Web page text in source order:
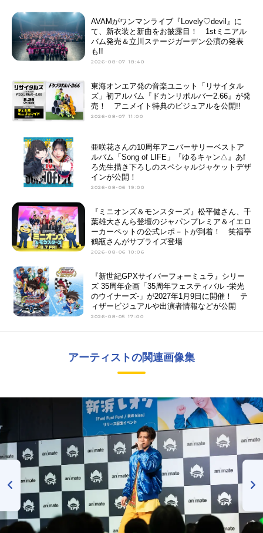
AVAMがワンマンライブ『Lovely♡devil』に
て、新衣装と新曲をお披露目！ 1stミニアル
バム発売＆立川ステージガーデン公演の発表
も!!
2026-08-07 18:40
東海オンエア発の音楽ユニット「リサイタル
ズ」初アルバム『ドカンリボルバー2.66』が発
売！ アニメイト特典のビジュアルを公開!!
2026-08-07 11:00
亜咲花さんの10周年アニバーサリーベストア
ルバム「Song of LIFE」『ゆるキャン△』あf
ろ先生描き下ろしのスペシャルジャケットデザ
インが公開！
2026-08-06 19:00
『ミニオンズ＆モンスターズ』松平健さん、千
葉雄大さんら登壇のジャパンプレミア＆イエロ
ーカーペットの公式レポ－トが到着！ 笑福亭
鶴瓶さんがサプライズ登場
2026-08-06 10:06
『新世紀GPXサイバーフォーミュラ』シリー
ズ 35周年企画「35周年フェスティバル -栄光
のウイナーズ-」が2027年1月9日に開催！ テ
ィザービジュアルや出演者情報などが公開
2026-08-05 17:00
アーティストの関連画像集